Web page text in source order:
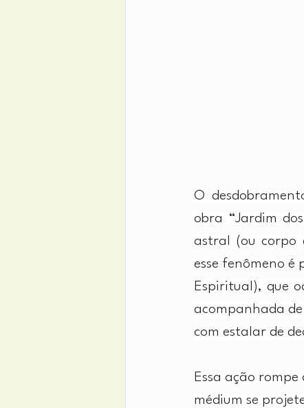
O
obra “Jardim
astral (ou corpo
esse fenômeno é
Espiritual), que
acompanhada
com estalar de
Essa ação
médium se